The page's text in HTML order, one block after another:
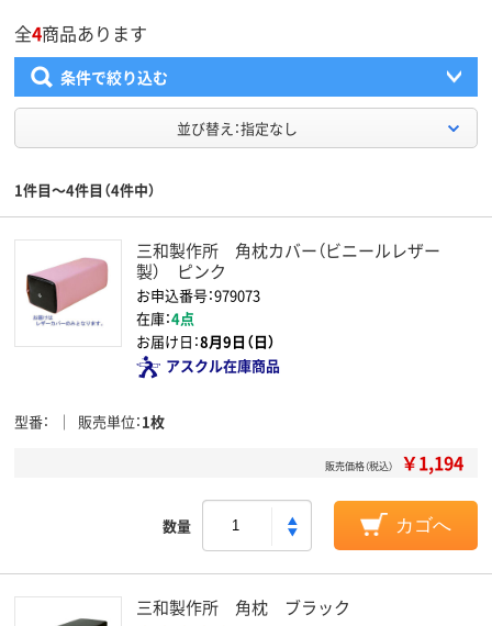
全4商品あります
条件で絞り込む
並び替え：指定なし
1件目～4件目（4件中）
三和製作所 角枕カバー（ビニールレザー
製） ピンク
お申込番号：979073
在庫：4点
お届け日：8月9日（日）
アスクル在庫商品
型番 販売単位 1枚
販売価格（税込） ￥1,194
数量 カゴへ
三和製作所 角枕 ブラック